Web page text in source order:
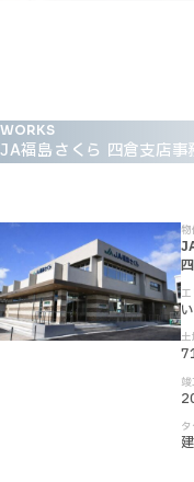
WORKS
JA福島さくら 四倉支店事
物
エ
土